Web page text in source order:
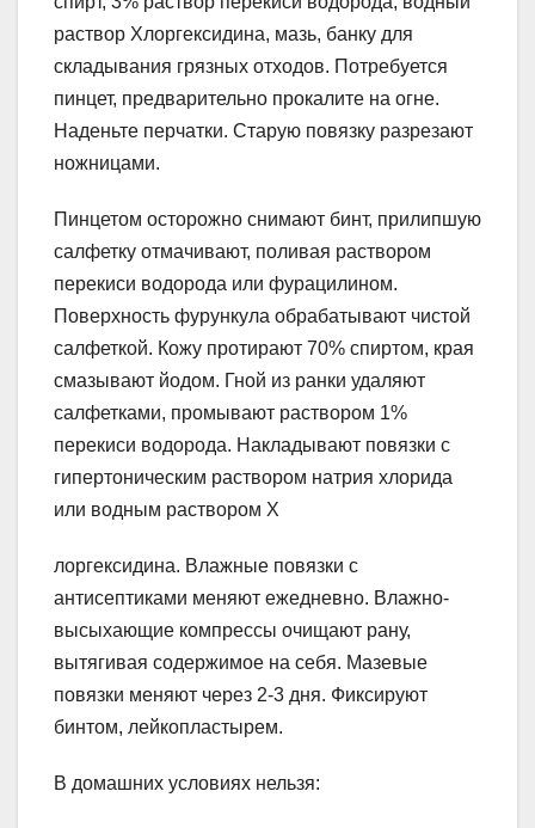
раствор Хлоргексидина, мазь, банку для
складывания грязных отходов. Потребуется
пинцет, предварительно прокалите на огне.
Наденьте перчатки. Старую повязку разрезают
ножницами.
Пинцетом осторожно снимают бинт, прилипшую
салфетку отмачивают, поливая раствором
перекиси водорода или фурацилином.
Поверхность фурункула обрабатывают чистой
салфеткой. Кожу протирают 70% спиртом, края
смазывают йодом. Гной из ранки удаляют
салфетками, промывают раствором 1%
перекиси водорода. Накладывают повязки с
гипертоническим раствором натрия хлорида
или водным раствором Х
лоргексидина. Влажные повязки с
антисептиками меняют ежедневно. Влажно-
высыхающие компрессы очищают рану,
вытягивая содержимое на себя. Мазевые
повязки меняют через 2-3 дня. Фиксируют
бинтом, лейкопластырем.
В домашних условиях нельзя: